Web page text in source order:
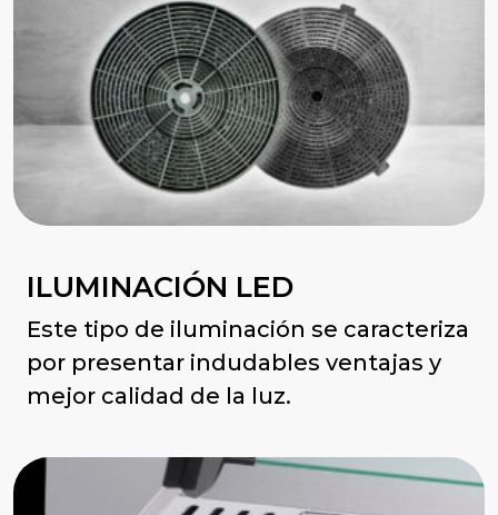
ILUMINACIÓN LED
Este tipo de iluminación se caracteriza
por presentar indudables ventajas y
mejor calidad de la luz.